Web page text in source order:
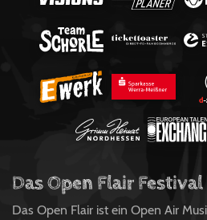
Das Open Flair Festival
Das Open Flair ist ein Open Air